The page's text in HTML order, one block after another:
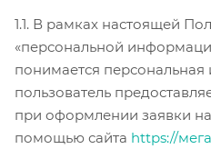
1.1. В рамках настоящей
«персональной
понимается
пользователь
при оформлении заявки
помощью сайта https://